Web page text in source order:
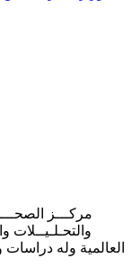
مركـــز
العالمية وله دراسات